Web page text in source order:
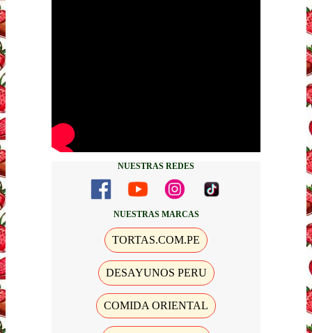
NUESTRAS REDES
NUESTRAS MARCAS
TORTAS.COM.PE
DESAYUNOS PERU
COMIDA ORIENTAL